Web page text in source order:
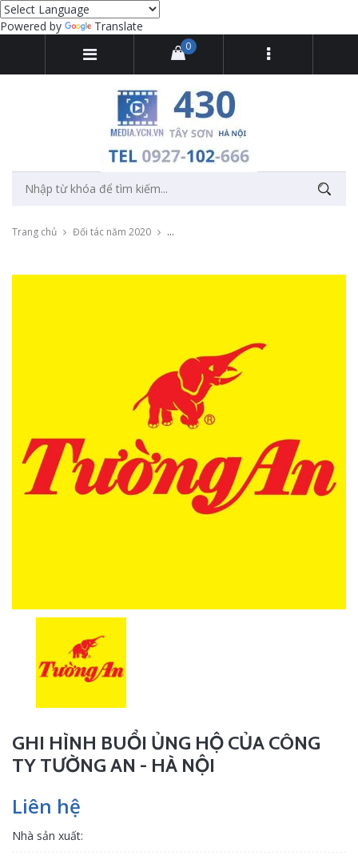
Powered by Translate
0
Trang chủ Đối tác năm 2020 Ghi hình buổi ủng hộ của Công ty Tường
GHI HÌNH BUỔI ỦNG HỘ CỦA CÔNG
TY TƯỜNG AN - HÀ NỘI
Liên hệ
Nhà sản xuất: